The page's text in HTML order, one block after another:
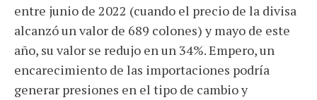
entre junio de 2022 (cuando el precio de la divisa
alcanzó un valor de 689 colones) y mayo de este
año, su valor se redujo en un 34%. Empero, un
encarecimiento de las importaciones podría
generar presiones en el tipo de cambio y